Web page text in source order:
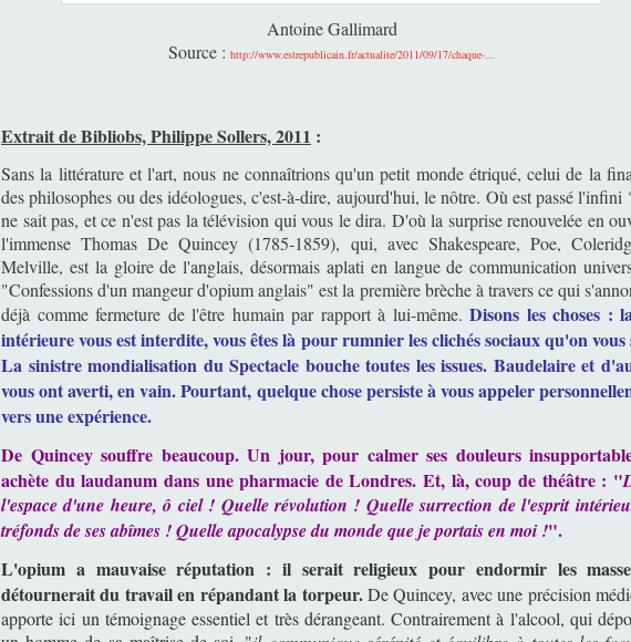
Antoine Gallimard
Source : http://www.estrepublicain.fr/actualite/2011/09/17/chaque-...
Extrait de Bibliobs, Philippe Sollers, 2011 :
Sans la littérature et l'art, nous ne connaîtrions qu'un petit monde étriqué, celui de la
des philosophes ou des idéologues, c'est-à-dire, aujourd'hui, le nôtre. Où est passé l'infini
ne sait pas, et ce n'est pas la télévision qui vous le dira. D'où la surprise renouvelée en
l'immense Thomas De Quincey (1785-1859), qui, avec Shakespeare, Poe,
Melville, est la gloire de l'anglais, désormais aplati en langue de communication
"Confessions d'un mangeur d'opium anglais" est la première brèche à travers ce qui
déjà comme fermeture de l'être humain par rapport à lui-même.Disons les choses :
intérieure vous est interdite, vous êtes là pour rumnier les clichés sociaux qu'on vous
La sinistre mondialisation du Spectacle bouche toutes les issues. Baudelaire et
vous ont averti, en vain. Pourtant, quelque chose persiste à vous appeler
vers une expérience.
De Quincey souffre beaucoup. Un jour, pour calmer ses douleurs
achète du laudanum dans une pharmacie de Londres. Et, là, coup de théâtre : "
l'espace d'une heure, ô ciel ! Quelle révolution ! Quelle surrection de l'esprit
tréfonds de ses abîmes ! Quelle apocalypse du monde que je portais en moi !".
L'opium a mauvaise réputation : il serait religieux pour endormir les
détournerait du travail en répandant la torpeur.De Quincey, avec une précision
apporte ici un témoignage essentiel et très dérangeant. Contrairement à l'alcool, qui